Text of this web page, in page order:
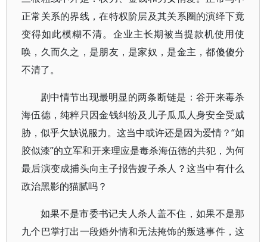
正常关系的界线，在特权阶层及其关系圈的演绎下竟
变得如此模糊不清。企业主长期被当提款机使用使
唤，久而久之，是朋友，是家奴，是金主，都傻傻分
不清了。
剧中情节出现最明显的两条断链是：谷开来毒杀
海伍德，纯粹只因金钱纠纷及儿子瓜瓜人身安全受威
胁，似乎欠缺说服力。这当中或许还是因为爱情？“如
胶似漆”的立军和开来理应是毒杀海伍德的共犯，为何
最后演变成捕头向主子报告嫂子杀人？这当中有什么
政治黑影的猫腻吗？
如果不是市委书记夫人杀人盖不住，如果不是那
九个巴掌打出一段婚外情和无法掩饰的叛逃事件，这